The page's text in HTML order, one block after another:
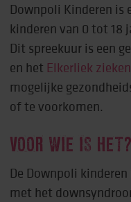
Downpoli Kinderen is
kinderen van 0 tot 18
Dit spreekuur is een
en het Elkerliek
mogelijke
of te voorkomen.
VOOR WIE IS HET?
De Downpoli
met het